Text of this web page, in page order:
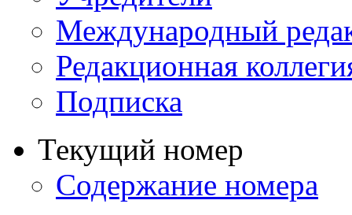
Международный
Редакционная
Подписка
Текущий номер
Содержание номера